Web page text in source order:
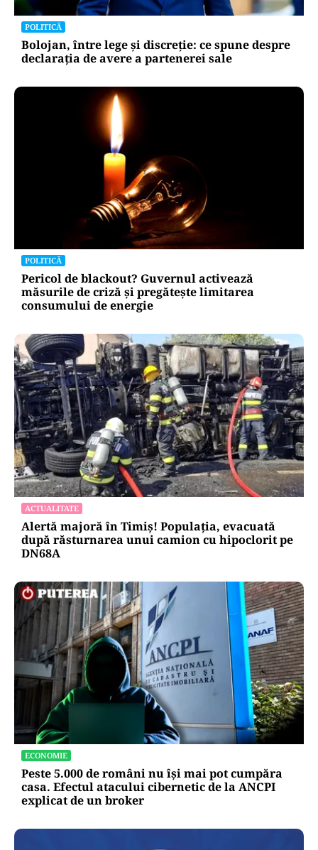
POLITICĂ
Bolojan, între lege și discreție: ce spune despre
declarația de avere a partenerei sale
POLITICĂ
Pericol de blackout? Guvernul activează
măsurile de criză și pregătește limitarea
consumului de energie
ACTUALITATE
Alertă majoră în Timiș! Populația, evacuată
după răsturnarea unui camion cu hipoclorit pe
DN68A
ECONOMIE
Peste 5.000 de români nu își mai pot cumpăra
casa. Efectul atacului cibernetic de la ANCPI
explicat de un broker